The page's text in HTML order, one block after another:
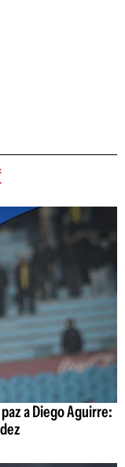
a Diego Aguirre: